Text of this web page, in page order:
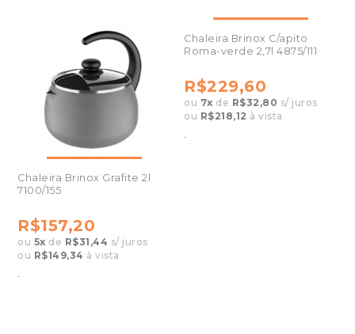
Chaleira Brinox Grafite 2l
7100/155
R$157,20
ou 5x de R$31,44 s/ juros
ou R$149,34 à vista
.
Chaleira Brinox C/apito
Roma-verde 2,7l 4875/111
R$229,60
ou 7x de R$32,80 s/ juros
ou R$218,12 à vista
.